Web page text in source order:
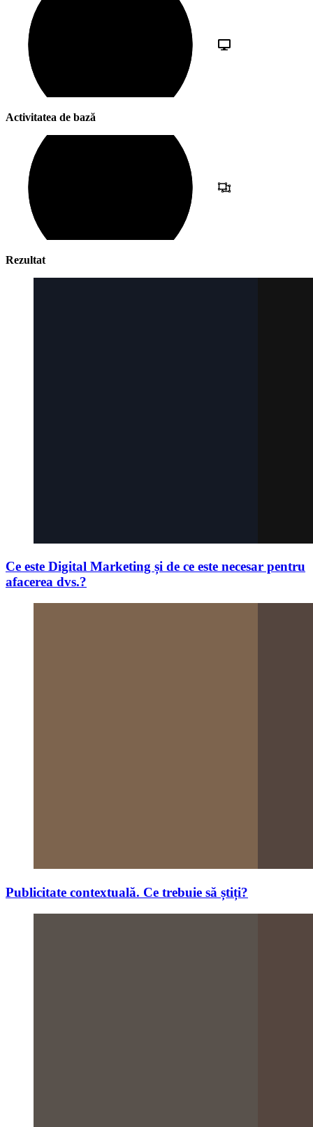
Activitatea de bază
Rezultat
Ce este Digital Marketing și de ce este necesar pentru
afacerea dvs.?
Publicitate contextuală. Ce trebuie să știți?